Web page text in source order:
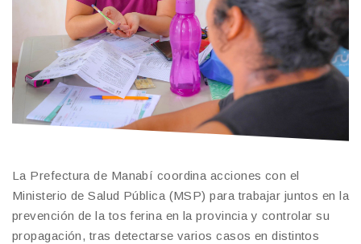
La Prefectura de Manabí coordina acciones con el
Ministerio de Salud Pública (MSP) para trabajar juntos en la
prevención de la tos ferina en la provincia y controlar su
propagación, tras detectarse varios casos en distintos